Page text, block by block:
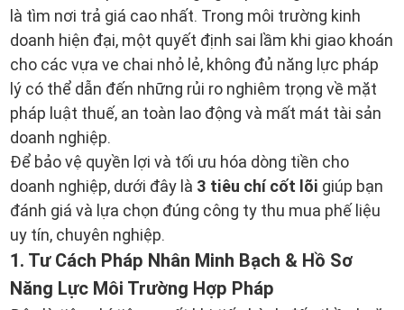
là tìm nơi trả giá cao nhất. Trong môi trường kinh
doanh hiện đại, một quyết định sai lầm khi giao khoán
cho các vựa ve chai nhỏ lẻ, không đủ năng lực pháp
lý có thể dẫn đến những rủi ro nghiêm trọng về mặt
pháp luật thuế, an toàn lao động và mất mát tài sản
doanh nghiệp.
Để bảo vệ quyền lợi và tối ưu hóa dòng tiền cho
doanh nghiệp, dưới đây là 3 tiêu chí cốt lõi giúp bạn
đánh giá và lựa chọn đúng công ty thu mua phế liệu
uy tín, chuyên nghiệp.
1. Tư Cách Pháp Nhân Minh Bạch & Hồ Sơ
Năng Lực Môi Trường Hợp Pháp